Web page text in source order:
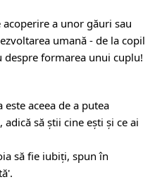
a unor găuri sau
umană - de la copil
despre formarea unui cuplu!
aceea de a putea
să știi cine ești și ce ai
să fie iubiți, spun în